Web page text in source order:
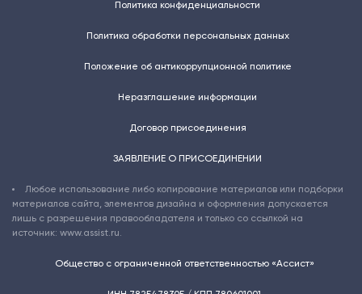
Общество с ограниченной ответственностью «Ассист»
Политика конфиденциальности
Политика обработки персональных данных
Положение об антикоррупционной политике
Неразглашение информации
Договор присоединения
ЗАЯВЛЕНИЕ О ПРИСОЕДИНЕНИИ
Любое использование либо копирование материалов или подборки
материалов сайта, элементов дизайна и оформления допускается
лишь с разрешения правообладателя и только со ссылкой на
источник: www.assist.ru.